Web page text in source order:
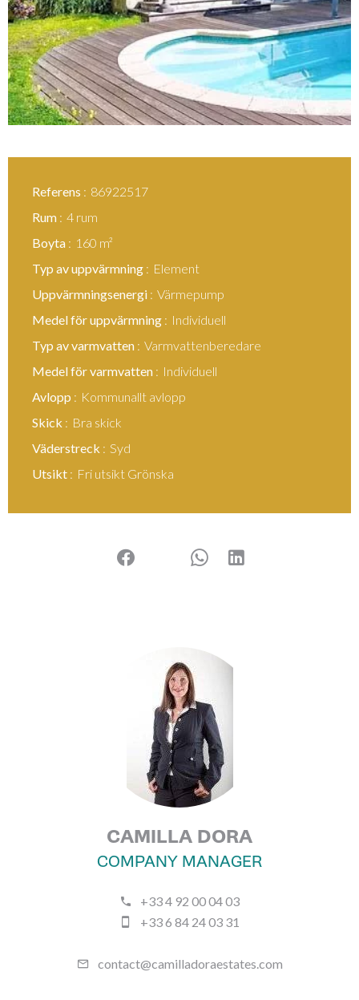
Referens
86922517
Rum
4 rum
Boyta
160 m²
Typ av uppvärmning
Element
Uppvärmningsenergi
Värmepump
Medel för uppvärmning
Individuell
Typ av varmvatten
Varmvattenberedare
Medel för varmvatten
Individuell
Avlopp
Kommunallt avlopp
Skick
Bra skick
Väderstreck
Syd
Utsikt
Fri utsikt Grönska
CAMILLA DORA
COMPANY MANAGER
+33 4 92 00 04 03
+33 6 84 24 03 31
contact@camilladoraestates.com